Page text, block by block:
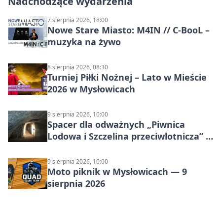
7 sierpnia 2026, 18:00
Nowe Stare Miasto: M4IN // C-BooL –
muzyka na żywo
8 sierpnia 2026, 08:30
Turniej Piłki Nożnej – Lato w Mieście
2026 w Mysłowicach
9 sierpnia 2026, 10:00
Spacer dla odważnych „Piwnica
Lodowa i Szczelina przeciwlotnicza” –
9 sierpnia 2026, 10:00
Moto piknik w Mysłowicach — 9
sierpnia 2026